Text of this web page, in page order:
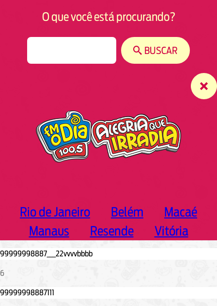
O que você está procurando?
BUSCAR
Rio de Janeiro Belém
Macaé
Manaus
Resende Vitória
6